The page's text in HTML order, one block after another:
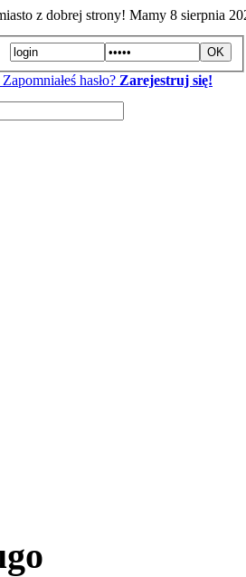
z dobrej strony! Mamy 8 sierpnia
Zapomniałeś hasło? Zarejestruj się!